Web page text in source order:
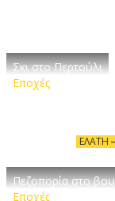
Σκι στο Περτούλι
Εποχές
ΕΛΆΤΗ
Πεζοπορία στο
Εποχές